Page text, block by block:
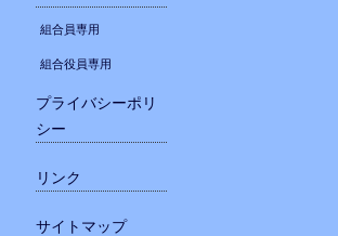
組合員専用
組合役員専用
プライバシーポリ
シー
リンク
サイトマップ